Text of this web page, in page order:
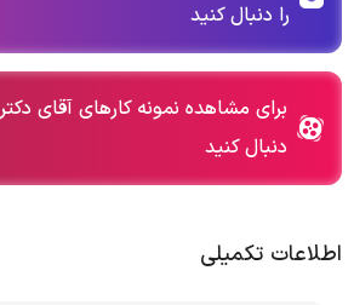
را دنبال کنید
برای مشاهده نمونه کارهای آقای
دنبال کنید
اطلاعات تکمیلی